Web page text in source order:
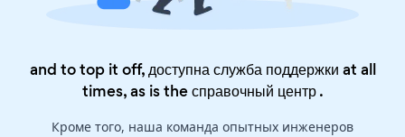
and to top it off, доступна служба поддержки at all
times, as is theсправочный центр.
Кроме того, наша команда опытных инженеров